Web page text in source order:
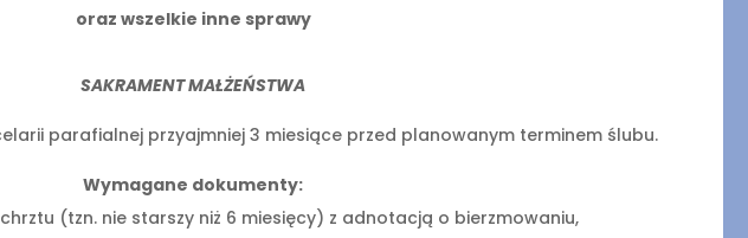
oraz wszelkie inne sprawy
SAKRAMENT MAŁŻEŃSTWA
parafialnej przyajmniej 3 miesiące przed planowanym terminem ślubu.
Wymagane dokumenty:
(tzn. nie starszy niż 6 miesięcy) z adnotacją o bierzmowaniu,